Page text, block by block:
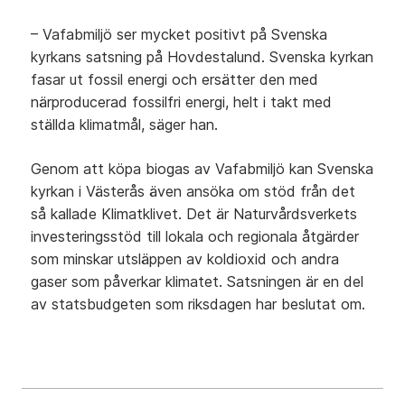
– Vafabmiljö ser mycket positivt på Svenska
kyrkans satsning på Hovdestalund. Svenska kyrkan
fasar ut fossil energi och ersätter den med
närproducerad fossilfri energi, helt i takt med
ställda klimatmål, säger han.
Genom att köpa biogas av Vafabmiljö kan Svenska
kyrkan i Västerås även ansöka om stöd från det
så kallade Klimatklivet. Det är Naturvårdsverkets
investeringsstöd till lokala och regionala åtgärder
som minskar utsläppen av koldioxid och andra
gaser som påverkar klimatet. Satsningen är en del
av statsbudgeten som riksdagen har beslutat om.